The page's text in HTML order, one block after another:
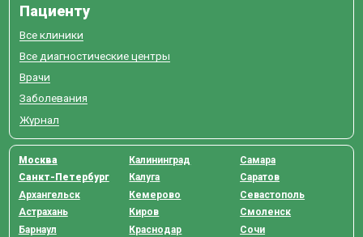
Пациенту
Все клиники
Все диагностические центры
Врачи
Заболевания
Журнал
Москва
Санкт-Петербург
Архангельск
Астрахань
Барнаул
Калининград
Калуга
Кемерово
Киров
Краснодар
Самара
Саратов
Севастополь
Смоленск
Сочи